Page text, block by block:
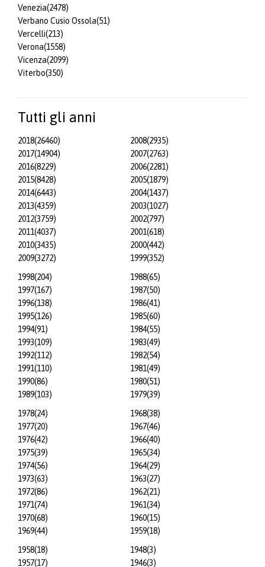
Venezia(2478)
Verbano Cusio Ossola(51)
Vercelli(213)
Verona(1558)
Vicenza(2099)
Viterbo(350)
Tutti gli anni
2018(26460)
2017(14904)
2016(8229)
2015(8428)
2014(6443)
2013(4359)
2012(3759)
2011(4037)
2010(3435)
2009(3272)
2008(2935)
2007(2763)
2006(2281)
2005(1879)
2004(1437)
2003(1027)
2002(797)
2001(618)
2000(442)
1999(352)
1998(204)
1997(167)
1996(138)
1995(126)
1994(91)
1993(109)
1992(112)
1991(110)
1990(86)
1989(103)
1988(65)
1987(50)
1986(41)
1985(60)
1984(55)
1983(49)
1982(54)
1981(49)
1980(51)
1979(39)
1978(24)
1977(20)
1976(42)
1975(39)
1974(56)
1973(63)
1972(86)
1971(74)
1970(68)
1969(44)
1968(38)
1967(46)
1966(40)
1965(34)
1964(29)
1963(27)
1962(21)
1961(34)
1960(15)
1959(18)
1958(18)
1957(17)
1948(3)
1946(3)